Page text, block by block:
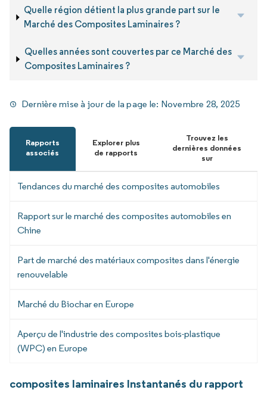
Quelle région détient la plus grande part sur le
Marché des Composites Laminaires ?
Quelles années sont couvertes par ce Marché des
Composites Laminaires ?
Dernière mise à jour de la page le: Novembre 28, 2025
Rapports
associés
Explorer plus
de rapports
Trouvez les
dernières données
sur
Tendances du marché des composites automobiles
Rapport sur le marché des composites automobiles en
Chine
Part de marché des matériaux composites dans l'énergie
renouvelable
Marché du Biochar en Europe
Aperçu de l'industrie des composites bois-plastique
(WPC) en Europe
composites laminaires Instantanés du rapport